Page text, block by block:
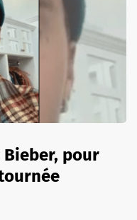
pour